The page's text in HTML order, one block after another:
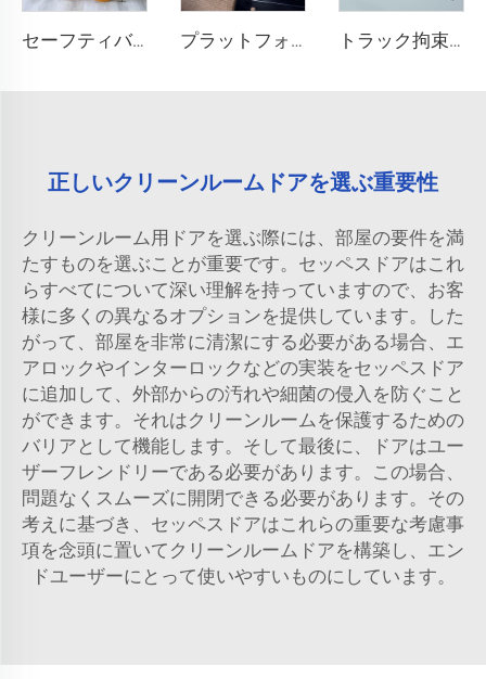
セーフティバリア プラットフォーム衝突防止ブロック トラック拘束システム
正しいクリーンルームドアを選ぶ重要性
クリーンルーム用ドアを選ぶ際には、部屋の要件を満
たすものを選ぶことが重要です。セッペスドアはこれ
らすべてについて深い理解を持っていますので、お客
様に多くの異なるオプションを提供しています。した
がって、部屋を非常に清潔にする必要がある場合、エ
アロックやインターロックなどの実装をセッペスドア
に追加して、外部からの汚れや細菌の侵入を防ぐこと
ができます。それはクリーンルームを保護するための
バリアとして機能します。そして最後に、ドアはユー
ザーフレンドリーである必要があります。この場合、
問題なくスムーズに開閉できる必要があります。その
考えに基づき、セッペスドアはこれらの重要な考慮事
項を念頭に置いてクリーンルームドアを構築し、エン
ドユーザーにとって使いやすいものにしています。